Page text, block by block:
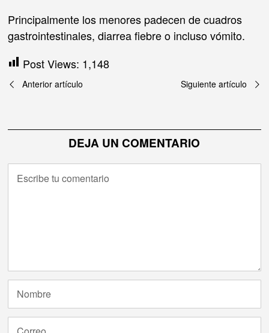
Principalmente los menores padecen de cuadros
gastrointestinales, diarrea fiebre o incluso vómito.
Post Views: 1,148
Navegación
entradas
Anterior artículo Siguiente artículo
DEJA UN COMENTARIO